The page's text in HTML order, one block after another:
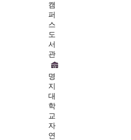
캠
퍼
스
도
서
관
명
지
대
학
교
자
연